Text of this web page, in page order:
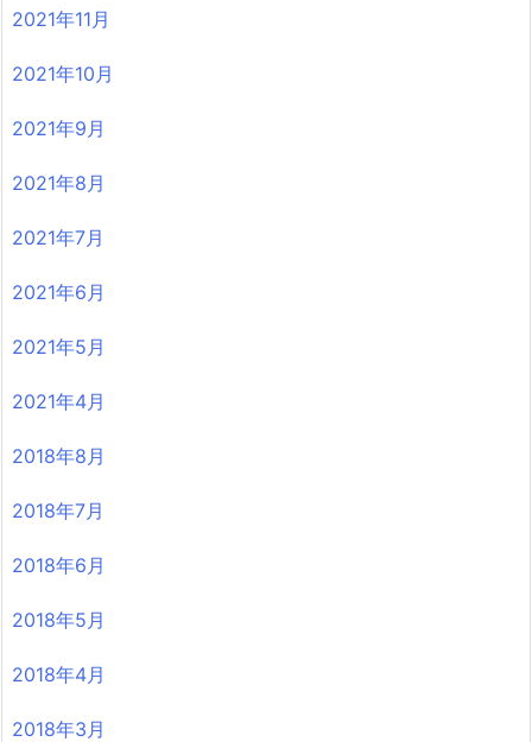
2021年11月
2021年10月
2021年9月
2021年8月
2021年7月
2021年6月
2021年5月
2021年4月
2018年8月
2018年7月
2018年6月
2018年5月
2018年4月
2018年3月